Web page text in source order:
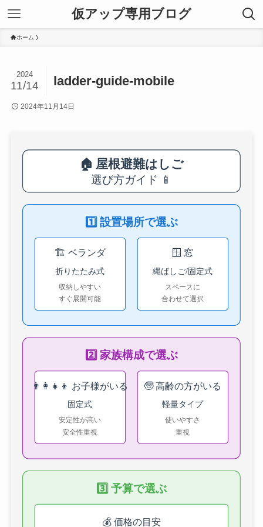
仮アップ専用ブログ
ホーム
ladder-guide-mobile
2024
11/14
2024年11月14日